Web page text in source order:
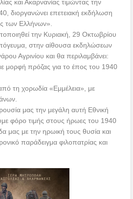
και Ακαρνανίας τιμώντας την
διοργανώνει επετειακή εκδήλωση
των Ελλήνων».
την Κυριακή, 29 Οκτωβρίου
στην αίθουσα εκδηλώσεων
Αγρινίου και θα περιλαμβάνει:
μορφή πρόζας για το έπος του 1940
τη χορωδία «Εμμέλεια», με
μας την μεγάλη αυτή Εθνική
φόρο τιμής στους ήρωες του 1940
μας με την ηρωική τους θυσία και
παράδειγμα φιλοπατρίας και